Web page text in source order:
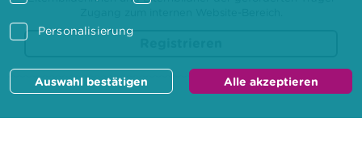
Personalisierung
Auswahl bestätigen Alle akzeptieren